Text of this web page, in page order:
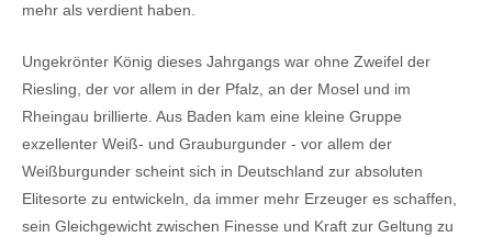
mehr als verdient haben.
Ungekrönter König dieses Jahrgangs war ohne Zweifel der
Riesling, der vor allem in der Pfalz, an der Mosel und im
Rheingau brillierte. Aus Baden kam eine kleine Gruppe
exzellenter Weiß- und Grauburgunder - vor allem der
Weißburgunder scheint sich in Deutschland zur absoluten
Elitesorte zu entwickeln, da immer mehr Erzeuger es schaffen,
sein Gleichgewicht zwischen Finesse und Kraft zur Geltung zu